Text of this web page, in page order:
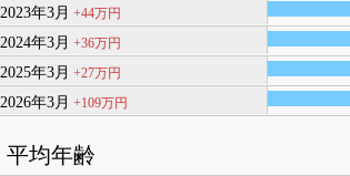
2023年3月+44万円
2024年3月+36万円
2025年3月+27万円
2026年3月+109万円
平均年齢